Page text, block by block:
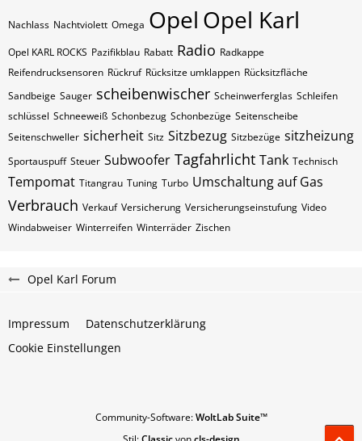
Nachlass Nachtviolett Omega Opel Opel Karl
Opel KARL ROCKS Pazifikblau Rabatt Radio Radkappe
Reifendrucksensoren Rückruf Rücksitze umklappen Rücksitzfläche
Sandbeige Sauger scheibenwischer Scheinwerferglas Schleifen
schlüssel Schneeweiß Schonbezug Schonbezüge Seitenscheibe
Seitenschweller sicherheit Sitz Sitzbezug Sitzbezüge sitzheizung
Sportauspuff Steuer Subwoofer Tagfahrlicht Tank Technisch
Tempomat Titangrau Tuning Turbo Umschaltung auf Gas
Verbrauch Verkauf Versicherung Versicherungseinstufung Video
Windabweiser Winterreifen Winterräder Zischen
Opel Karl Forum
Impressum
Datenschutzerklärung
Cookie Einstellungen
Community-Software:WoltLab Suite™